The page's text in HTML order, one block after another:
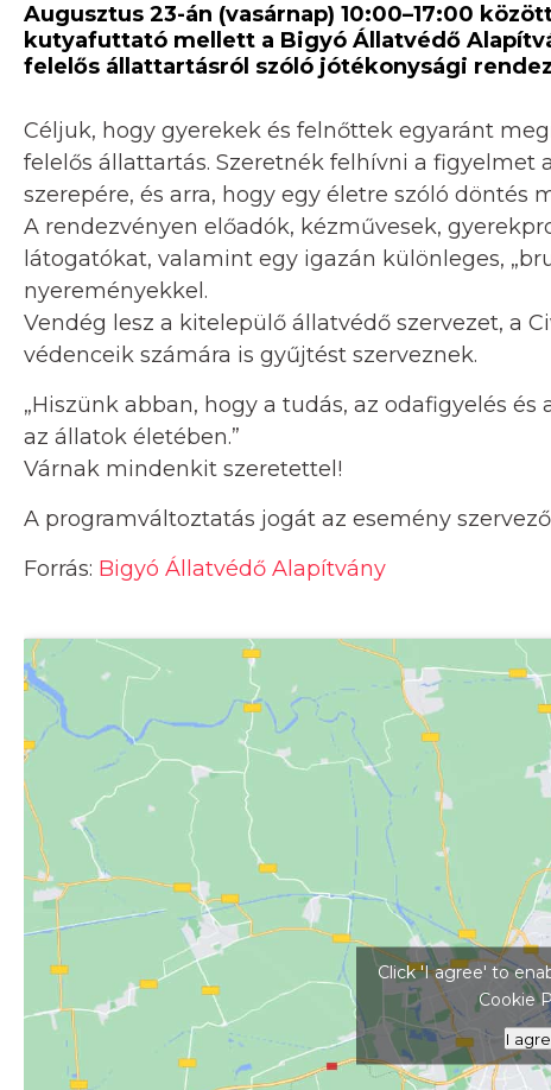
Augusztus 23-án (vasárnap) 10:00–17:00
kutyafuttató mellett a Bigyó Állatvédő
felelős állattartásról szóló jótékonysági
Céljuk, hogy gyerekek és felnőttek egyaránt
felelős állattartás. Szeretnék felhívni a figyelmet
szerepére, és arra, hogy egy életre szóló döntés
A rendezvényen előadók, kézművesek,
látogatókat, valamint egy igazán különleges,
nyereményekkel.
Vendég lesz a kitelepülő állatvédő szervezet, a
védenceik számára is gyűjtést szerveznek.
„Hiszünk abban, hogy a tudás, az odafigyelés
az állatok életében.”
Várnak mindenkit szeretettel!
A programváltoztatás jogát az esemény
Forrás: Bigyó Állatvédő Alapítvány
Kattints ide a
Click 'I agree' to
Cookie
I